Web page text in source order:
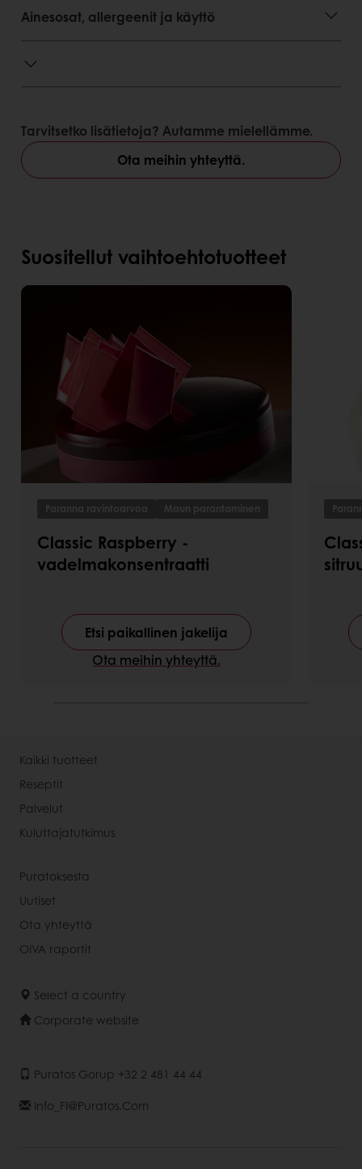
Ainesosat, allergeenit ja käyttö
Tarvitsetko lisätietoja? Autamme mielellämme.
Ota meihin yhteyttä.
Suositellut vaihtoehtotuotteet
Paranna ravintoarvoa Maun parantaminen
Classic Raspberry -
vadelmakonsentraatti
Etsi paikallinen jakelija
Ota meihin yhteyttä.
Kaikki tuotteet
Reseptit
Palvelut
Kuluttajatutkimus
Puratoksesta
Uutiset
Ota yhteyttä
OIVA raportit
Select a country
Corporate website
Puratos Gorup +32 2 481 44 44
Info_FI@puratos.com